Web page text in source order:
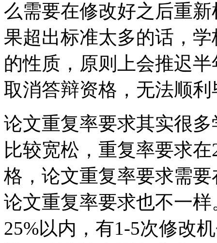
么需要在修改好之后重
果超出标准太多的话，
的性质，原则上会推迟
取消答辩资格，无法顺利
论文重复率要求其实很
比较宽松，重复率要求
格，论文重复率要求需
论文重复率要求也不一样
25%以内，有1-5次修改